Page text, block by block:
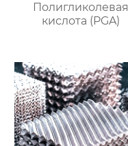
Полигликолевая
кислота (PGA)